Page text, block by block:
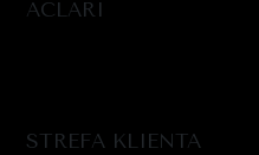
ACLARI
STREFA KLIENTA